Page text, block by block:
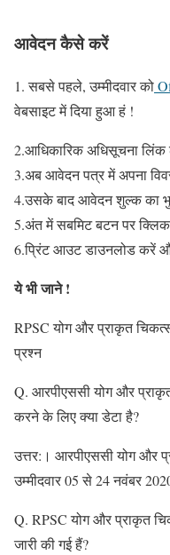
आवेदन कैसे करें
1. सबसे पहले, उम्मीदवार को
वेबसाइट में दिया हुआ हं !
2.आधिकारिक अधिसूचना
3.अब आवेदन पत्र में अपना
4.उसके बाद आवेदन शुल्क का
5.अंत में सबमिट बटन पर
6.प्रिंट आउट डाउनलोड करें
ये भी जाने !
RPSC योग और प्राकृत
प्रश्न
Q. आरपीएससी योग और
करने के लिए क्या डेटा है?
उत्तर:। आरपीएससी योग और
उम्मीदवार 05 से 24 नवंबर
Q. RPSC योग और प्राकृत
जारी की गई हैं?